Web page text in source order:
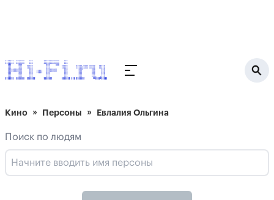
Кино Персоны Евлалия Ольгина
Поиск по людям